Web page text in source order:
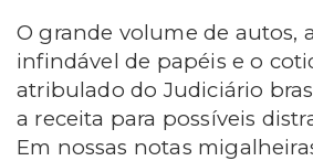
O grande volume de autos,
infindável de papéis e o
atribulado do Judiciário
a receita para possíveis
Em nossas notas